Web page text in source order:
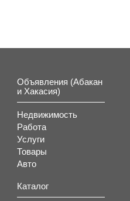
Объявления (Абакан
и Хакасия)
Недвижимость
Работа
Услуги
Товары
Авто
Каталог